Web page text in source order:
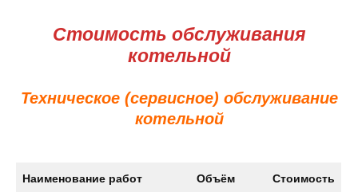
Стоимость обслуживания
котельной
Техническое (сервисное) обслуживание
котельной
Наименование работ Объём Стоимость